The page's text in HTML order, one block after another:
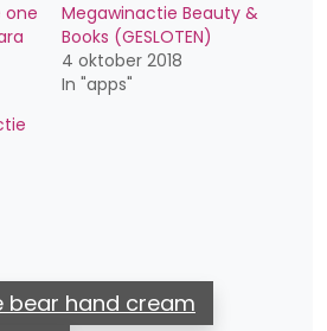
one
Megawinactie Beauty &
Books (GESLOTEN)
4 oktober 2018
In "apps"
bear hand cream